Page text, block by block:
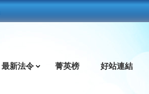
最新法令 菁英榜 好站連結